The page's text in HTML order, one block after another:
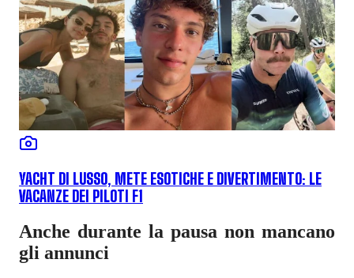
YACHT DI LUSSO, METE ESOTICHE E DIVERTIMENTO: LE
VACANZE DEI PILOTI F1
Anche durante la pausa non mancano
gli annunci